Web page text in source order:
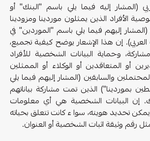
(المشار إليه فيما يلي باسم "البنك" أو
الأفراد الذين يمثلون موردينا ومزودينا
إليهم فيما يلي باسم "الموردين" في
العربي). إن هذا الإشعار يوضح كيفية تجميع،
وحماية البيانات الشخصية للأفراد
أو المتعاقدين أو الوكلاء أو الممثلين
والسابقين (المشار إليهم فيما يلي
بموردينا") الذين تمت مشاركة بياناتهم
إن البيانات الشخصية هي أي معلومات
تحديد هويته، سوا ء كانت تتعلق بحياته
رقم وثيقة اثبات الشخصية أو العنوان.